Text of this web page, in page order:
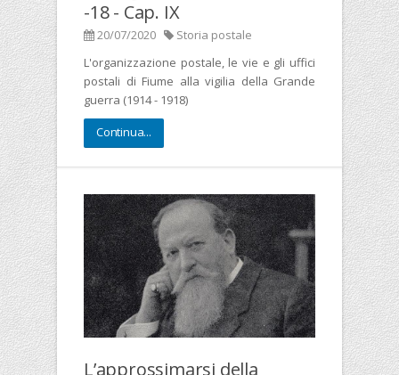
-18 - Cap. IX
20/07/2020
Storia postale
L'organizzazione postale, le vie e gli uffici
postali di Fiume alla vigilia della Grande
guerra (1914 - 1918)
Continua...
L’approssimarsi della